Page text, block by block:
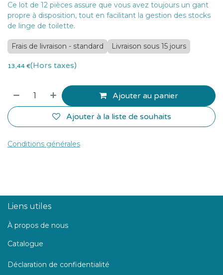
Ce lot de 12 pièces assure que vous avez toujours un gant
propre à disposition, tout en facilitant la gestion des stocks
de linge de toilette.
Frais de livraison - standard Livraison sous 15 jours
13,44 €(Hors taxes)
Ajouter au panier
Ajouter à la liste de souhaits
Conditions générales
Liens utiles
À propos de nous
Catalogue
Déclaration de confidentialité